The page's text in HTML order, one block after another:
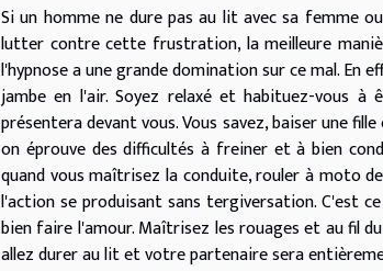
Si un homme ne dure pas au lit avec sa femme
lutter contre cette frustration, la meilleure
l'hypnose a une grande domination sur ce mal.
jambe en l'air. Soyez relaxé et habituez-vous
présentera devant vous. Vous savez, baiser une
on éprouve des difficultés à freiner et à bien
quand vous maîtrisez la conduite, rouler à moto
l'action se produisant sans tergiversation. C'est
bien faire l'amour. Maîtrisez les rouages et au fil
allez durer au lit et votre partenaire sera